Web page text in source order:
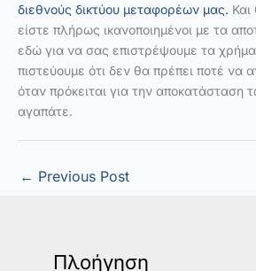
διεθνούς δικτύου μεταφορέων μας.
είστε πλήρως ικανοποιημένοι με τα
εδώ για να σας επιστρέψουμε τα
πιστεύουμε ότι δεν θα πρέπει ποτέ να
όταν πρόκειται για την αποκατάσταση
αγαπάτε.
← Previous Post
Πλοήγηση